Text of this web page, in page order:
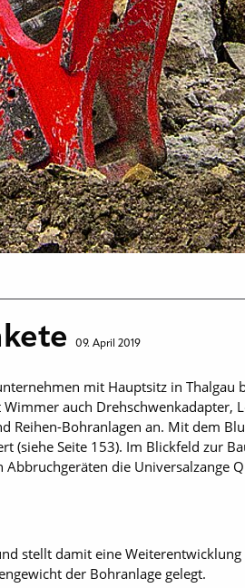
09. April 2019
mit Hauptsitz in Thalgau
auch Drehschwenkadapter,
Reihen-Bohranlagen an. Mit dem
(siehe Seite 153). Im Blickfeld zur
die Universalzange
stellt damit eine
der Bohranlage gelegt.